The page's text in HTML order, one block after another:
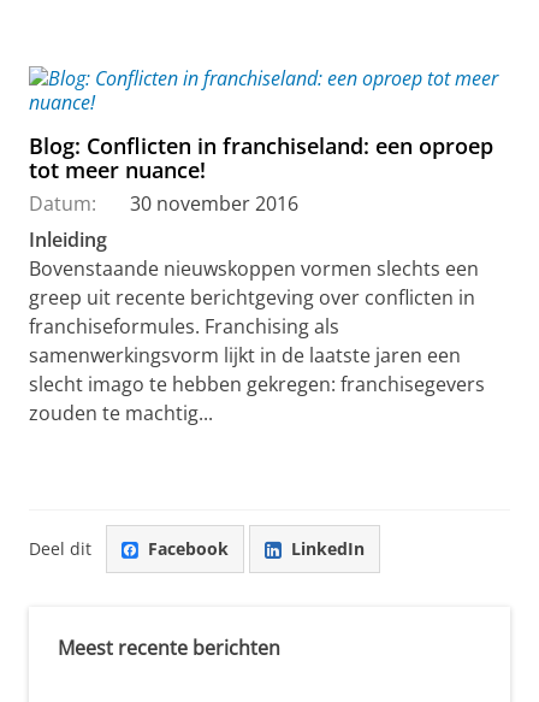
Blog: Conflicten in franchiseland: een oproep
tot meer nuance!
Datum:
30 november 2016
Inleiding
Bovenstaande nieuwskoppen vormen slechts een
greep uit recente berichtgeving over conflicten in
franchiseformules. Franchising als
samenwerkingsvorm lijkt in de laatste jaren een
slecht imago te hebben gekregen: franchisegevers
zouden te machtig...
Deel dit Facebook LinkedIn
Meest recente berichten